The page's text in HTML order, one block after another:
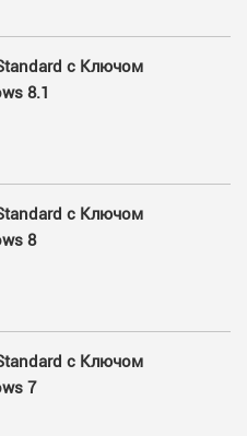
с Ключом
8.1
с Ключом
8
с Ключом
7